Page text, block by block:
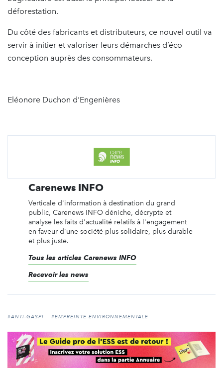
déforestation.
Du côté des fabricants et distributeurs, ce nouvel outil va
servir à initier et valoriser leurs démarches d’éco-
conception auprès des consommateurs.
Eléonore Duchon d'Engenières
Carenews INFO
Verticale d'information à destination du grand
public, Carenews INFO déniche, décrypte et
analyse les faits d'actualité relatifs à l'engagement
en faveur d'une société plus solidaire, plus durable
et plus juste.
Tous les articles Carenews INFO
Recevoir les news
#ANTI-GASPI #EMPREINTE ENVIRONNEMENTALE